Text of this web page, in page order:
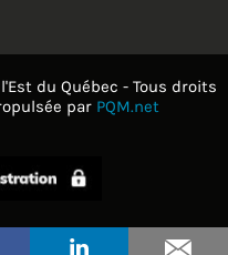
du Québec - Tous droits
par PQM.net